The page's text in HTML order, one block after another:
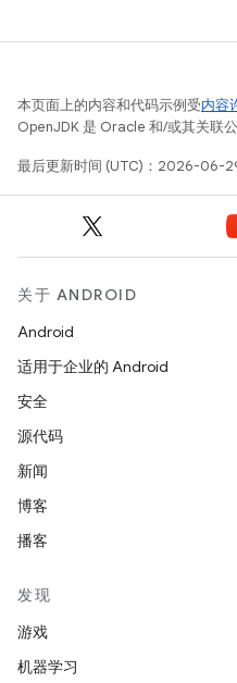
本页面上的内容和代码示例受内容
OpenJDK 是 Oracle 和/或其关联公
最后更新时间 (UTC)：2026-06-29
关于 ANDROID
Android
适用于企业的 Android
安全
源代码
新闻
博客
播客
发现
游戏
机器学习